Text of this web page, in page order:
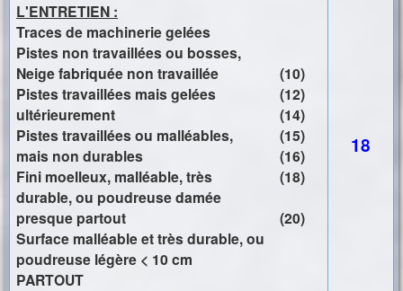
L'ENTRETIEN :
Traces de machinerie gelées
Pistes non travaillées ou bosses,
Neige fabriquée non travaillée
Pistes travaillées mais gelées
ultérieurement
Pistes travaillées ou malléables,
mais non durables
Fini moelleux, malléable, très
durable, ou poudreuse damée
presque partout
Surface malléable et très durable, ou
poudreuse légère < 10 cm
PARTOUT
(10)
(12)
(14)
(15)
(16)
(18)
(20)
18